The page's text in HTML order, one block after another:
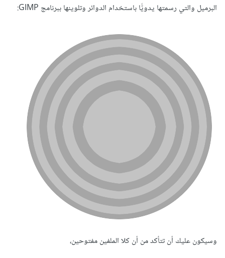
البرميل والتي رسمتها يدويًّا باستخدام الدوائر وتلوينها ببرنامج GIMP:
وسيكون عليك أن تتأكد من أن كلا الملفين مفتوحين،